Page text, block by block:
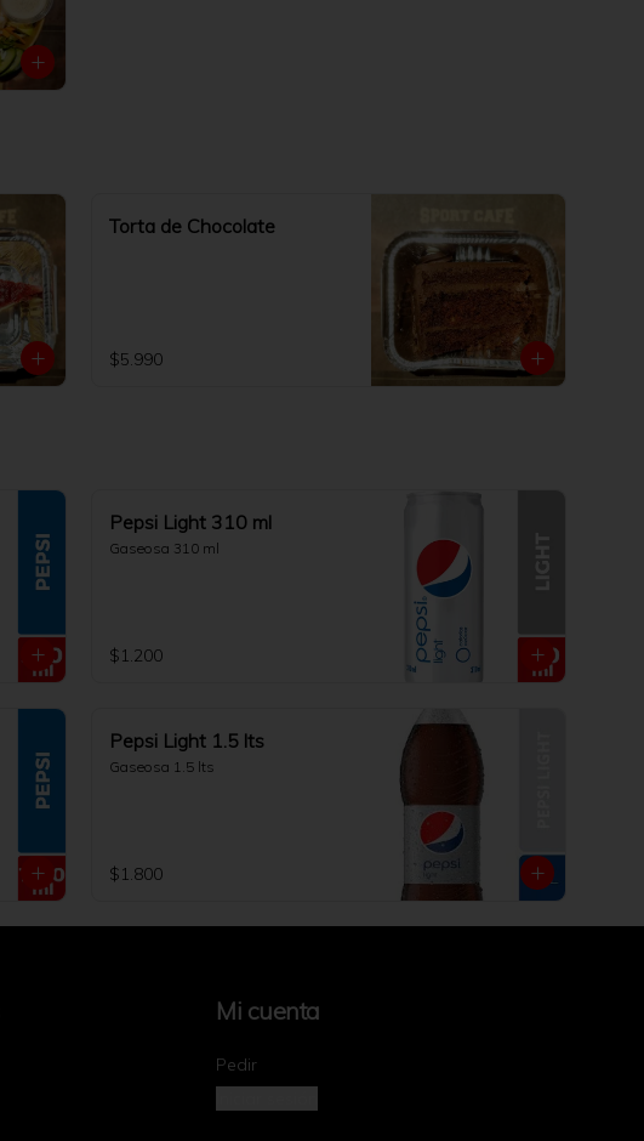
Torta de Chocolate
$5.990
Pepsi Light 310 ml
Gaseosa 310 ml
$1.200
Pepsi Light 1.5 lts
Gaseosa 1.5 lts
$1.800
Mi cuenta
Pedir